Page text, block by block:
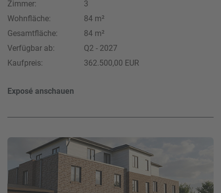
Zimmer:
3
Wohnfläche:
84 m²
Gesamtfläche:
84 m²
Verfügbar ab:
Q2 - 2027
Kaufpreis:
362.500,00 EUR
Exposé anschauen